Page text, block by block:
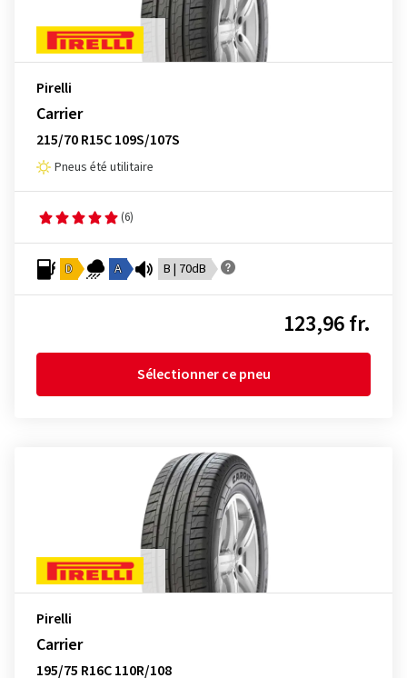
Pirelli
Carrier
215/70 R15C 109S/107S
Pneus été utilitaire
(6)
D A B | 70dB
123,96 fr.
Sélectionner ce pneu
Pirelli
Carrier
195/75 R16C 110R/108